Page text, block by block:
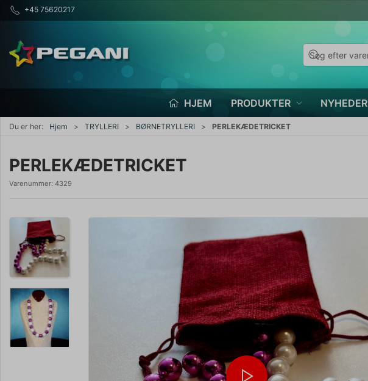
+45 75620217
HJEM PRODUKTER NYHEDER
Du er her: Hjem TRYLLERI BØRNETRYLLERI PERLEKÆDETRICKET
PERLEKÆDETRICKET
Varenummer: 4329